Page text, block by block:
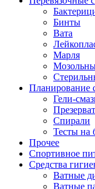
Бинты
Вата
Марля
Планирование
Гели-
Спирали
Тесты на
Прочее
Спортивное
Средства
Ватные
Ватные